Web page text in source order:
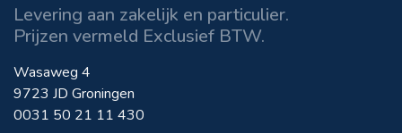
Levering aan zakelijk en particulier.
Prijzen vermeld Exclusief BTW.
Wasaweg 4
9723 JD Groningen
0031 50 21 11 430